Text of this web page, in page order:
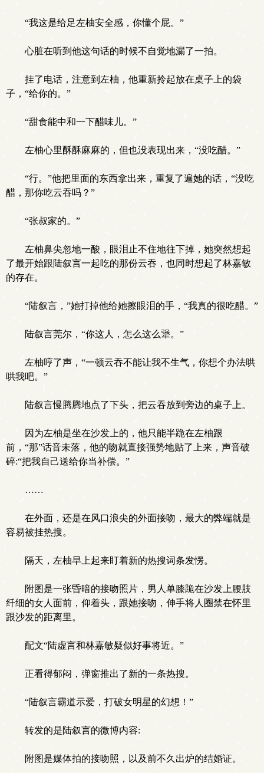
“我这是给足左柚安全感，你懂个屁。”
心脏在听到他这句话的时候不自觉地漏了一拍。
挂了电话，注意到左柚，他重新拎起放在桌子上的袋
子，“给你的。”
“甜食能中和一下醋味儿。”
左柚心里酥酥麻麻的，但也没表现出来，“没吃醋。”
“行。”他把里面的东西拿出来，重复了遍她的话，“没吃
醋，那你吃云吞吗？”
“张叔家的。”
左柚鼻尖忽地一酸，眼泪止不住地往下掉，她突然想起
了最开始跟陆叙言一起吃的那份云吞，也同时想起了林嘉敏
的存在。
“陆叙言，”她打掉他给她擦眼泪的手，“我真的很吃醋。”
陆叙言莞尔，“你这人，怎么这么犟。”
左柚哼了声，“一顿云吞不能让我不生气，你想个办法哄
哄我吧。”
陆叙言慢腾腾地点了下头，把云吞放到旁边的桌子上。
因为左柚是坐在沙发上的，他只能半跪在左柚跟
前，“那”话音未落，他的吻就直接强势地贴了上来，声音破
碎:“把我自己送给你当补偿。”
……
在外面，还是在风口浪尖的外面接吻，最大的弊端就是
容易被挂热搜。
隔天，左柚早上起来盯着新的热搜词条发愣。
附图是一张昏暗的接吻照片，男人单膝跪在沙发上腰肢
纤细的女人面前，仰着头，跟她接吻，伸手将人圈禁在怀里
跟沙发的距离里。
配文“陆虚言和林嘉敏疑似好事将近。”
正看得郁闷，弹窗推出了新的一条热搜。
“陆叙言霸道示爱，打破女明星的幻想！”
转发的是陆叙言的微博内容:
附图是媒体拍的接吻照，以及前不久出炉的结婚证。